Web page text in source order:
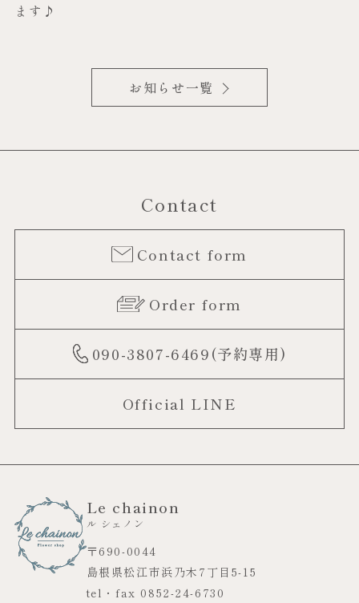
ます♪
お知らせ一覧
Contact
Contact form
Order form
090-3807-6469(予約専用)
Official LINE
Le chainon
ル シェノン
〒690-0044
島根県松江市浜乃木7丁目5-15
tel・fax 0852-24-6730